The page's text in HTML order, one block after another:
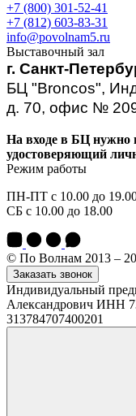
+7 (800) 301-52-41
+7 (812) 603-83-31
info@povolnam5.ru
Выставочный зал
г. Санкт-
БЦ "Broncos",
д. 70, офис №
На входе в БЦ нужно
удостоверяющий
Режим работы
ПН-ПТ с 10.00 до
СБ с 10.00 до 18.00
© По Волнам 2013 –
Заказать звонок
Индивидуальный
Александрович ИНН
313784707400201